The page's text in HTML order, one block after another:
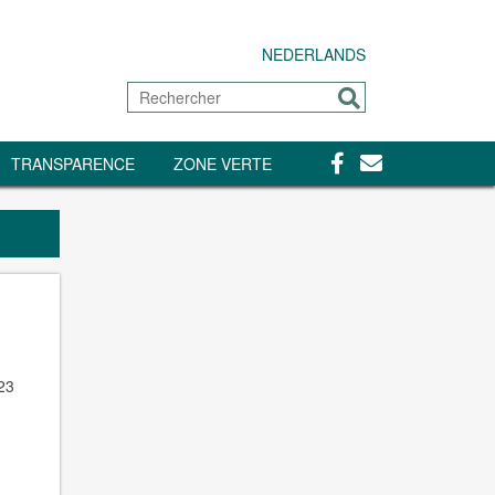
NEDERLANDS
Rechercher
Envoyer
TRANSPARENCE ZONE VERTE Facebook
Contact